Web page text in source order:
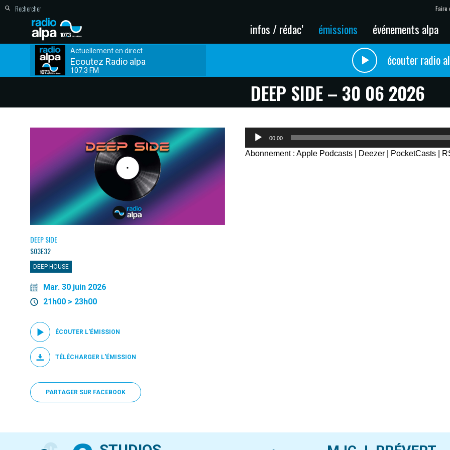
Faire
infos / rédac’ émissions événements alpa
Actuellement en direct
Ecoutez Radio alpa
107.3 FM
écouter radio
DEEP SIDE – 30 06 2026
DEEP SIDE
S03E32
DEEP HOUSE
Mar. 30 juin 2026
21h00 > 23h00
ÉCOUTER L'ÉMISSION
TÉLÉCHARGER L'ÉMISSION
PARTAGER SUR FACEBOOK
Lecteur
00:00
Abonnement :Apple Podcasts Deezer PocketCasts